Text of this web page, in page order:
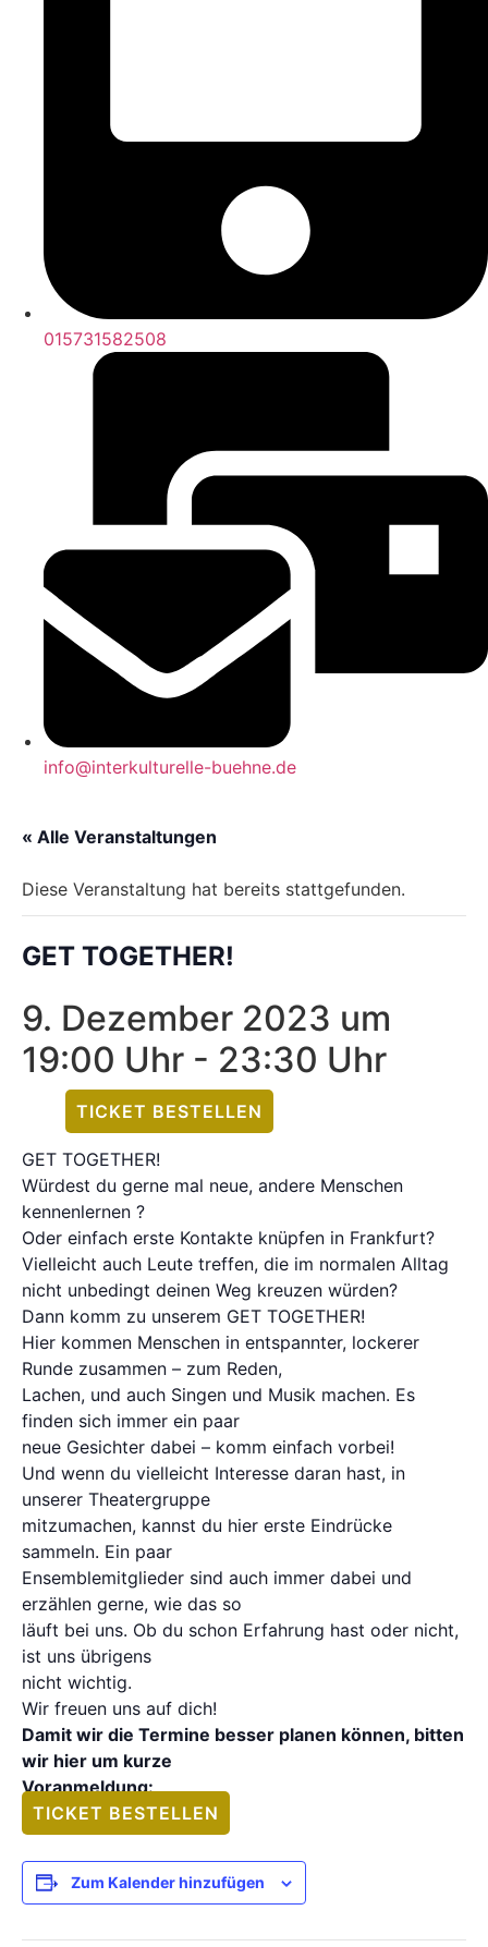
015731582508
info@interkulturelle-buehne.de
« Alle Veranstaltungen
Diese Veranstaltung hat bereits stattgefunden.
GET TOGETHER!
9. Dezember 2023 um
19:00 Uhr - 23:30 Uhr
TICKET BESTELLEN
GET TOGETHER!
Würdest du gerne mal neue, andere Menschen
kennenlernen ?
Oder einfach erste Kontakte knüpfen in Frankfurt?
Vielleicht auch Leute treffen, die im normalen Alltag
nicht unbedingt deinen Weg kreuzen würden?
Dann komm zu unserem GET TOGETHER!
Hier kommen Menschen in entspannter, lockerer
Runde zusammen – zum Reden,
Lachen, und auch Singen und Musik machen. Es
finden sich immer ein paar
neue Gesichter dabei – komm einfach vorbei!
Und wenn du vielleicht Interesse daran hast, in
unserer Theatergruppe
mitzumachen, kannst du hier erste Eindrücke
sammeln. Ein paar
Ensemblemitglieder sind auch immer dabei und
erzählen gerne, wie das so
läuft bei uns. Ob du schon Erfahrung hast oder nicht,
ist uns übrigens
nicht wichtig.
Wir freuen uns auf dich!
Damit wir die Termine besser planen können, bitten
wir hier um kurze
Voranmeldung:
TICKET BESTELLEN
Zum Kalender hinzufügen